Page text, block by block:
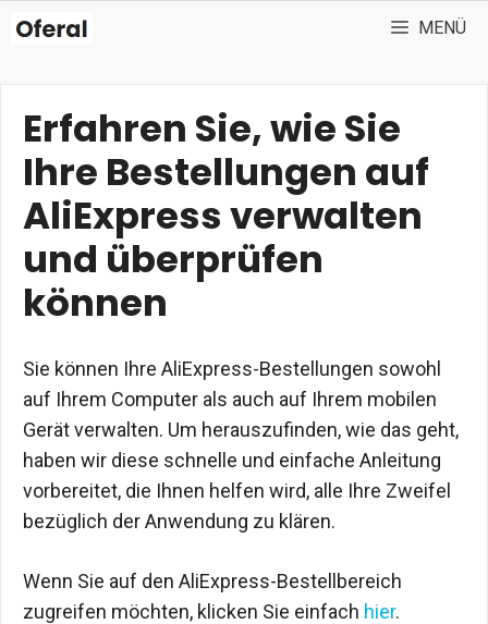
Zum
Inhalt
MENÜ
Erfahren Sie, wie Sie
Ihre Bestellungen auf
AliExpress verwalten
und überprüfen
können
Sie können Ihre AliExpress-Bestellungen sowohl
auf Ihrem Computer als auch auf Ihrem mobilen
Gerät verwalten. Um herauszufinden, wie das geht,
haben wir diese schnelle und einfache Anleitung
vorbereitet, die Ihnen helfen wird, alle Ihre Zweifel
bezüglich der Anwendung zu klären.
Wenn Sie auf den AliExpress-Bestellbereich
zugreifen möchten, klicken Sie einfach hier.